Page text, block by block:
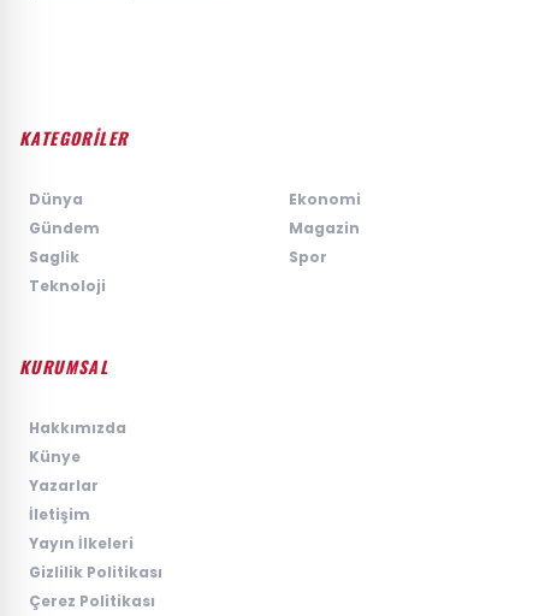
KATEGORİLER
Dünya
Ekonomi
Gündem
Magazin
Saglik
Spor
Teknoloji
KURUMSAL
Hakkımızda
Künye
Yazarlar
İletişim
Yayın İlkeleri
Gizlilik Politikası
Çerez Politikası